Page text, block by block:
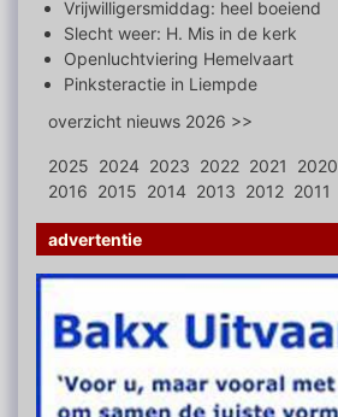
Vrijwilligersmiddag: heel boeiend
Slecht weer: H. Mis in de kerk
Openluchtviering Hemelvaart
Pinksteractie in Liempde
overzicht nieuws 2026 >>
2025 2024 2023 2022 2021 2020
2016 2015 2014 2013 2012 2011
advertentie